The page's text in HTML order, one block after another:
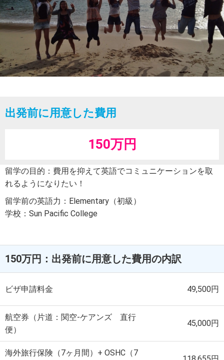
出発前に用意した費用
150万円
留学の目的：費用を抑えて英語でコミュニケーションを取
れるようになりたい！
留学前の英語力：Elementary（初級）
学校：Sun Pacific College
150万円：出発前に用意した費用の内訳
ビザ申請料金 49,500円
航空券（片道：関空-ケアンズ 直行
便）
45,000円
海外旅行保険（7ヶ月間）+ OSHC（7